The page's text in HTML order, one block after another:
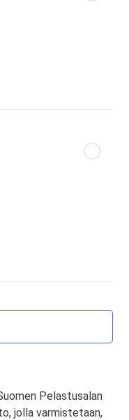
Pelastusalan
jolla varmistetaan,